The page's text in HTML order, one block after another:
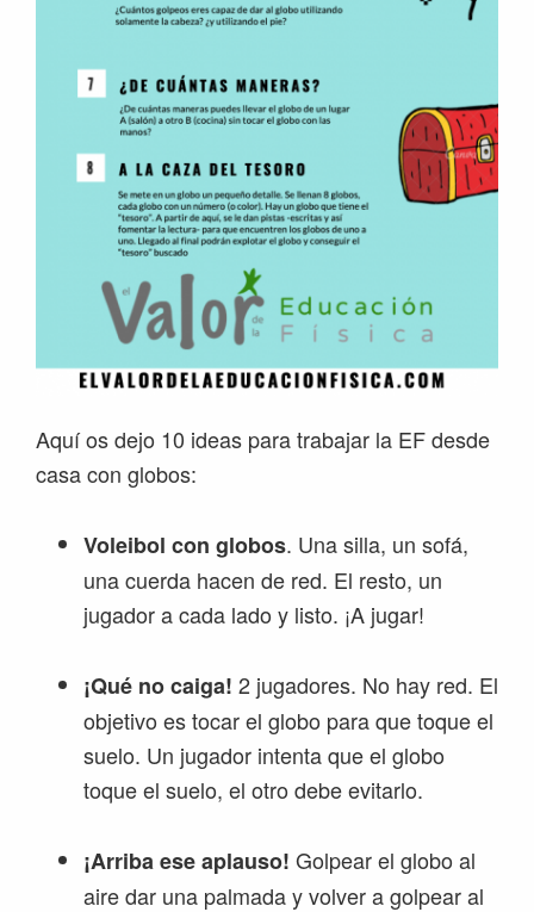
Aquí os dejo 10 ideas para trabajar la EF desde
casa con globos:
Voleibol con globos. Una silla, un sofá,
una cuerda hacen de red. El resto, un
jugador a cada lado y listo. ¡A jugar!
¡Qué no caiga! 2 jugadores. No hay red. El
objetivo es tocar el globo para que toque el
suelo. Un jugador intenta que el globo
toque el suelo, el otro debe evitarlo.
¡Arriba ese aplauso! Golpear el globo al
aire dar una palmada y volver a golpear al